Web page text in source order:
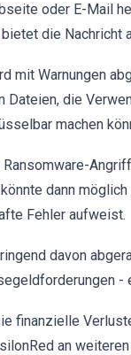
oder E-Mail
die
mit Warnungen
Dateien, die
machen
dann
Fehler aufweist.
davon
-
finanzielle
an